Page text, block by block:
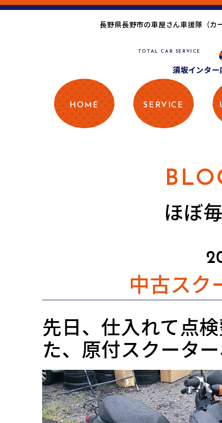
長野県長野市の車屋さん車援隊（カ
TOTAL CAR SERVICE
須坂インター
HOME SERVICE
ほぼ
中古スク
先日、仕入れて点
た、原付スクータ